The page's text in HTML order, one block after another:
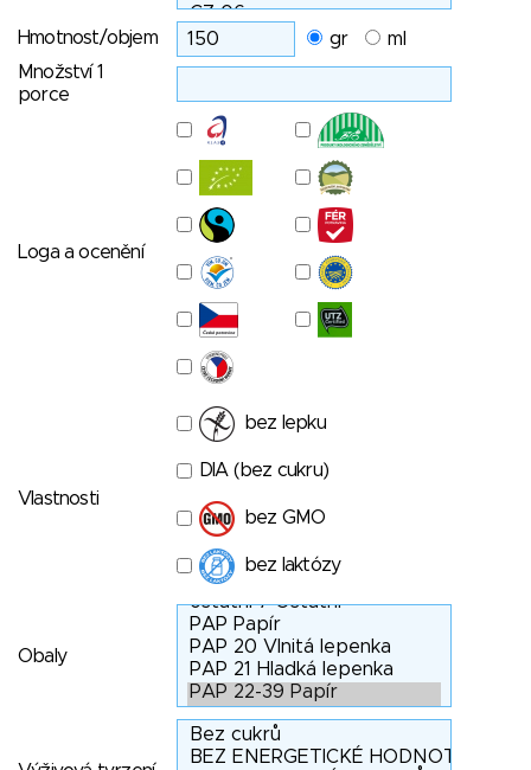
Hmotnost/objem gr
ml
Množství 1
porce
Loga a ocenění
Vlastnosti
bez lepku
DIA (bez cukru)
bez GMO
bez laktózy
Obaly